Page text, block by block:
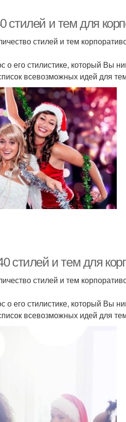
стилей и тем для
стилей и тем
его стилистике, который Вы
всевозможных идей для
стилей и тем для
стилей и тем
его стилистике, который Вы
всевозможных идей для